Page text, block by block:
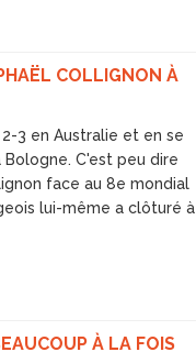
COLLIGNON À
3 en Australie et en se
C'est peu dire
face au 8e mondial
lui-même a clôturé à
À LA FOIS